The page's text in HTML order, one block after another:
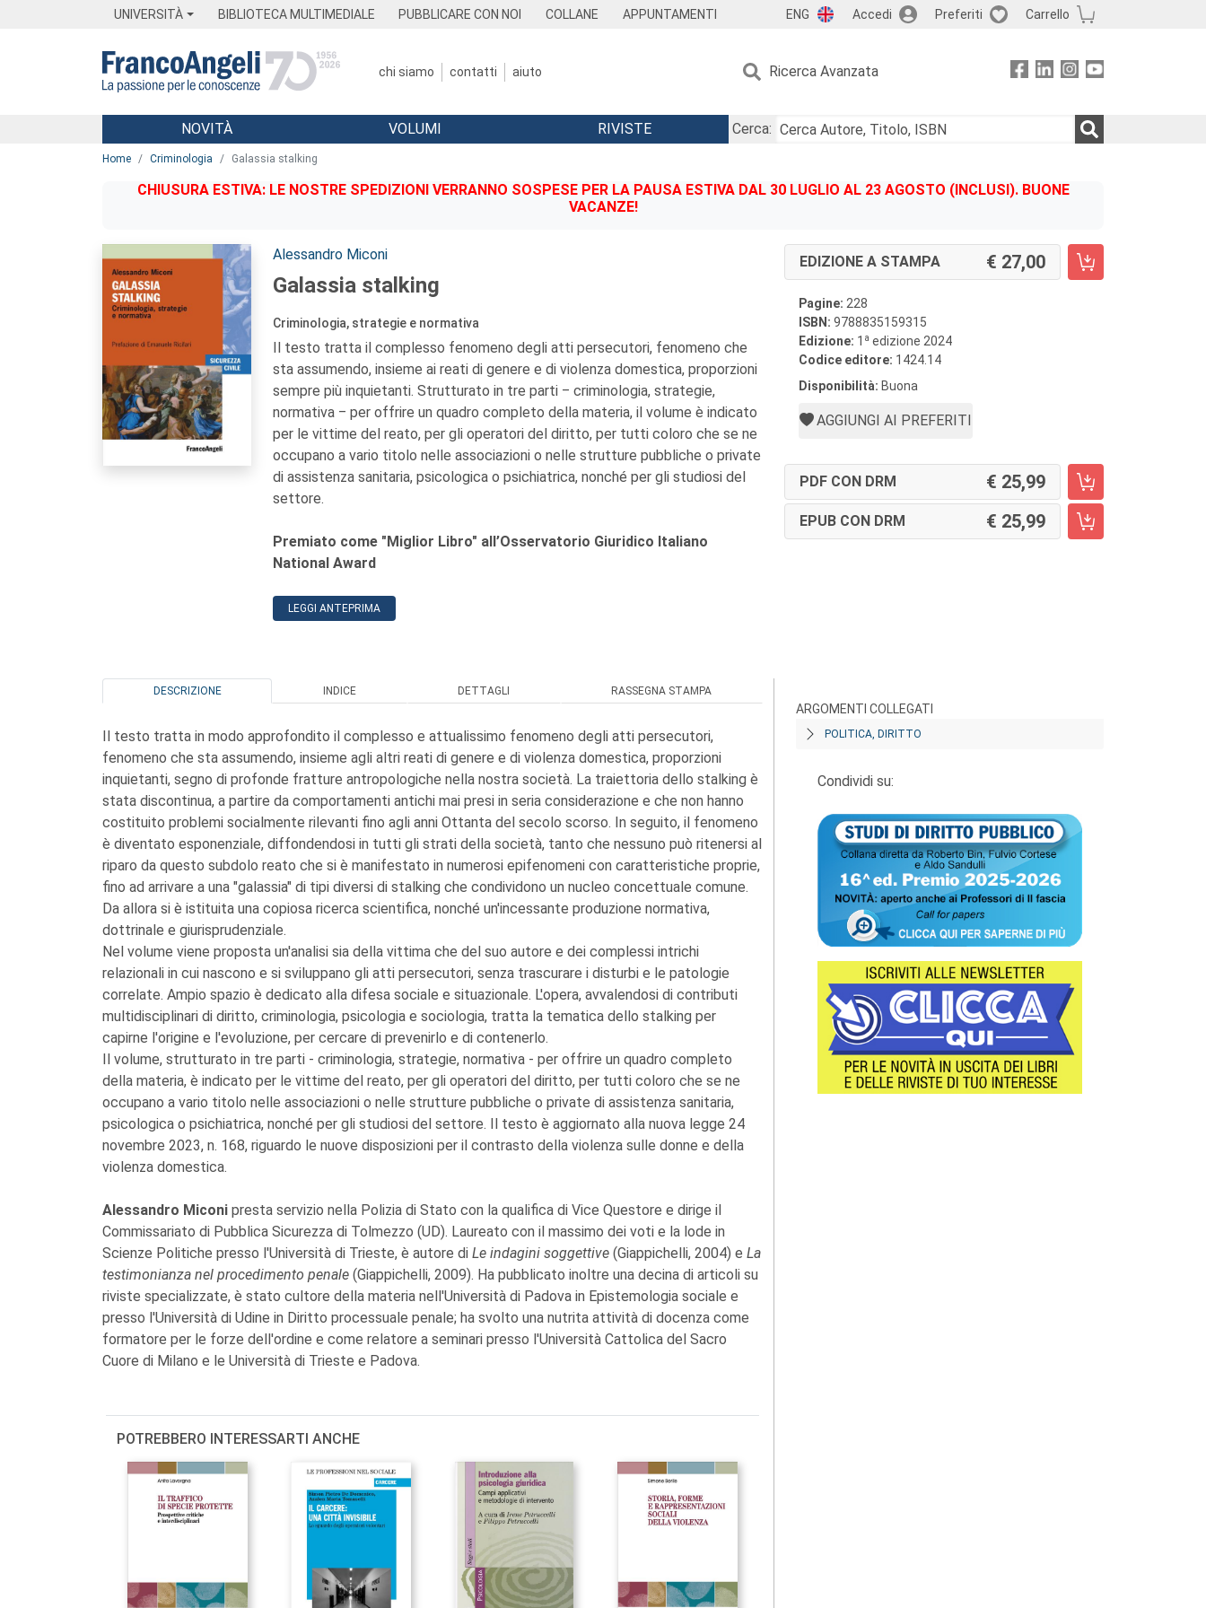
UNIVERSITÀ BIBLIOTECA MULTIMEDIALE PUBBLICARE CON NOI COLLANE APPUNTAMENTI ENG Accedi Preferiti Carrello
chi siamo contatti aiuto Ricerca Avanzata
Menu
NOVITÀ VOLUMI RIVISTE
Cerca:
Home Criminologia Galassia stalking
CHIUSURA ESTIVA: LE NOSTRE SPEDIZIONI VERRANNO SOSPESE PER LA PAUSA ESTIVA DAL 30 LUGLIO AL 23 AGOSTO (INCLUSI). BUONE
VACANZE!
Autori:
Alessandro Miconi
Galassia stalking
Criminologia, strategie e normativa
Il testo tratta il complesso fenomeno degli atti persecutori, fenomeno che
sta assumendo, insieme ai reati di genere e di violenza domestica, proporzioni
sempre più inquietanti. Strutturato in tre parti ‒ criminologia, strategie,
normativa ‒ per offrire un quadro completo della materia, il volume è indicato
per le vittime del reato, per gli operatori del diritto, per tutti coloro che se ne
occupano a vario titolo nelle associazioni o nelle strutture pubbliche o private
di assistenza sanitaria, psicologica o psichiatrica, nonché per gli studiosi del
settore.
Premiato come "Miglior Libro" all’Osservatorio Giuridico Italiano
National Award
LEGGI ANTEPRIMA
EDIZIONE A STAMPA 27,00
Pagine: 228
ISBN: 9788835159315
Edizione: 1 a edizione 2024
Codice editore: 1424.14
Disponibilità: Buona
AGGIUNGI AI PREFERITI
PDF CON DRM 25,99
EPUB CON DRM 25,99
DESCRIZIONE INDICE DETTAGLI RASSEGNA STAMPA
Il testo tratta in modo approfondito il complesso e attualissimo fenomeno degli atti persecutori,
fenomeno che sta assumendo, insieme agli altri reati di genere e di violenza domestica, proporzioni
inquietanti, segno di profonde fratture antropologiche nella nostra società. La traiettoria dello stalking è
stata discontinua, a partire da comportamenti antichi mai presi in seria considerazione e che non hanno
costituito problemi socialmente rilevanti fino agli anni Ottanta del secolo scorso. In seguito, il fenomeno
è diventato esponenziale, diffondendosi in tutti gli strati della società, tanto che nessuno può ritenersi al
riparo da questo subdolo reato che si è manifestato in numerosi epifenomeni con caratteristiche proprie,
fino ad arrivare a una "galassia" di tipi diversi di stalking che condividono un nucleo concettuale comune.
Da allora si è istituita una copiosa ricerca scientifica, nonché un'incessante produzione normativa,
dottrinale e giurisprudenziale.
Nel volume viene proposta un'analisi sia della vittima che del suo autore e dei complessi intrichi
relazionali in cui nascono e si sviluppano gli atti persecutori, senza trascurare i disturbi e le patologie
correlate. Ampio spazio è dedicato alla difesa sociale e situazionale. L'opera, avvalendosi di contributi
multidisciplinari di diritto, criminologia, psicologia e sociologia, tratta la tematica dello stalking per
capirne l'origine e l'evoluzione, per cercare di prevenirlo e di contenerlo.
Il volume, strutturato in tre parti - criminologia, strategie, normativa - per offrire un quadro completo
della materia, è indicato per le vittime del reato, per gli operatori del diritto, per tutti coloro che se ne
occupano a vario titolo nelle associazioni o nelle strutture pubbliche o private di assistenza sanitaria,
psicologica o psichiatrica, nonché per gli studiosi del settore. Il testo è aggiornato alla nuova legge 24
novembre 2023, n. 168, riguardo le nuove disposizioni per il contrasto della violenza sulle donne e della
violenza domestica.
Alessandro Miconi presta servizio nella Polizia di Stato con la qualifica di Vice Questore e dirige il
Commissariato di Pubblica Sicurezza di Tolmezzo (UD). Laureato con il massimo dei voti e la lode in
Scienze Politiche presso l'Università di Trieste, è autore di Le indagini soggettive (Giappichelli, 2004) e La
testimonianza nel procedimento penale (Giappichelli, 2009). Ha pubblicato inoltre una decina di articoli su
riviste specializzate, è stato cultore della materia nell'Università di Padova in Epistemologia sociale e
presso l'Università di Udine in Diritto processuale penale; ha svolto una nutrita attività di docenza come
formatore per le forze dell'ordine e come relatore a seminari presso l'Università Cattolica del Sacro
Cuore di Milano e le Università di Trieste e Padova.
POTREBBERO INTERESSARTI ANCHE
ARGOMENTI COLLEGATI
POLITICA, DIRITTO
Condividi su: